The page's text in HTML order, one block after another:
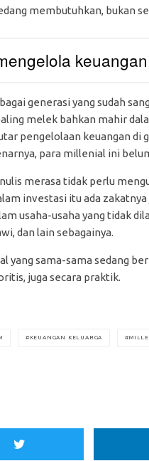
membutuhkan, bukan
generasi yang sudah
melek bahkan mahir
pengelolaan keuangan di
para millenial ini
merasa tidak perlu
investasi itu ada zakatnya
usaha-usaha yang tidak
dan lain sebagainya.
yang sama-sama sedang
juga secara praktik.
KEUANGAN KELUARGA